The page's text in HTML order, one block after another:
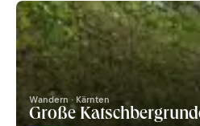
Wandern · Kärnten
Große